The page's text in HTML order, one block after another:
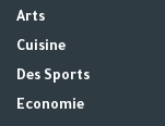
Arts
Cuisine
Des Sports
Economie